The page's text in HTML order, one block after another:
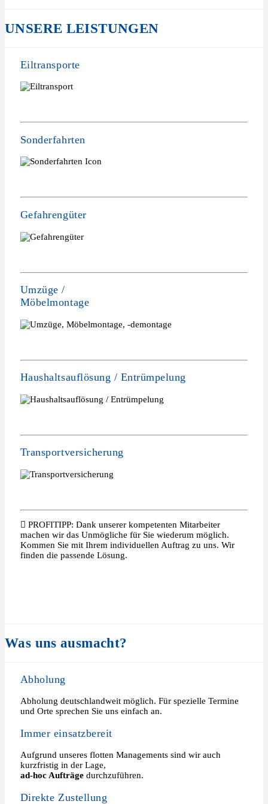
UNSERE LEISTUNGEN
Eiltransporte
Sonderfahrten
Gefahrengüter
Umzüge /
Möbelmontage
Haushaltsauflösung / Entrümpelung
Transportversicherung
PROFITIPP: Dank unserer kompetenten Mitarbeiter
machen wir das Unmögliche für Sie wiederum möglich.
Kommen Sie mit Ihrem individuellen Auftrag zu uns. Wir
finden die passende Lösung.
Was uns ausmacht?
Abholung
Abholung deutschlandweit möglich. Für spezielle Termine
und Orte sprechen Sie uns einfach an.
Immer einsatzbereit
Aufgrund unseres flotten Managements sind wir auch
kurzfristig in der Lage,
ad-hoc Aufträgedurchzuführen.
Direkte Zustellung